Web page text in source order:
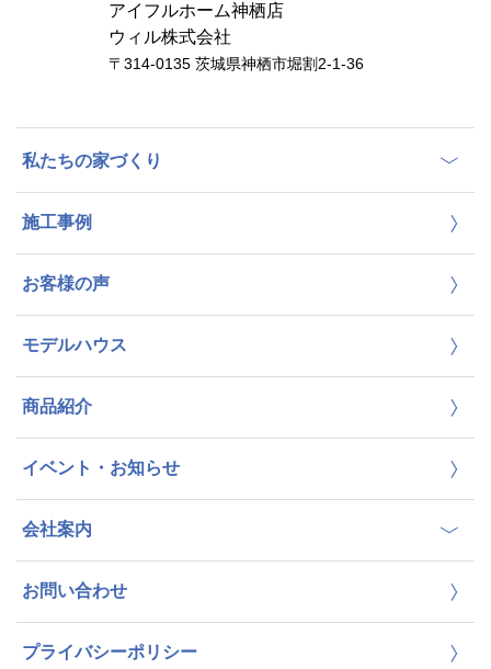
アイフルホーム神栖店
ウィル株式会社
〒314-0135 茨城県神栖市堀割2-1-36
私たちの家づくり
施工事例
お客様の声
モデルハウス
商品紹介
イベント・お知らせ
会社案内
お問い合わせ
プライバシーポリシー